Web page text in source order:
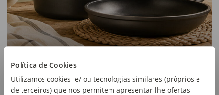
Política de Cookies
Utilizamos cookies e/ ou tecnologias similares (próprios e
de terceiros) que nos permitem apresentar-lhe ofertas